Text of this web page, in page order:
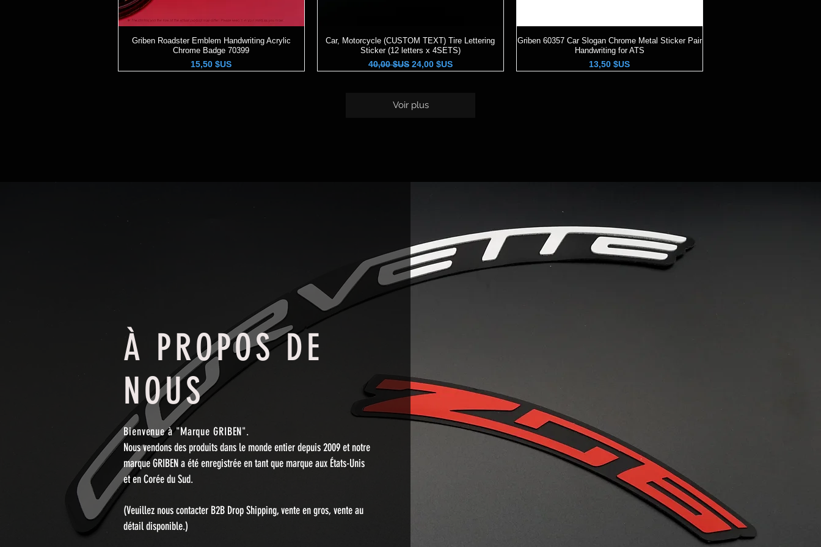
Aperçu rapide
Griben Roadster Emblem Handwriting Acrylic
Chrome Badge 70399
Prix
15,50 $US
Aperçu rapide
Car, Motorcycle (CUSTOM TEXT) Tire Lettering
Sticker (12 letters x 4SETS)
Prix original
40,00 $US Prix promotionnel
24,00 $US
Aperçu rapide
Griben 60357 Car Slogan Chrome Metal Sticker Pair
Handwriting for ATS
Prix
13,50 $US
Voir plus
À PROPOS DE
NOUS
Bienvenue à "Marque GRIBEN".
Nous vendons des produits dans le monde entier depuis 2009 et notre
marque GRIBEN a été enregistrée en tant que marque aux États-Unis
et en Corée du Sud.
(Veuillez nous contacter B2B Drop Shipping, vente en gros, vente au
détail disponible.)